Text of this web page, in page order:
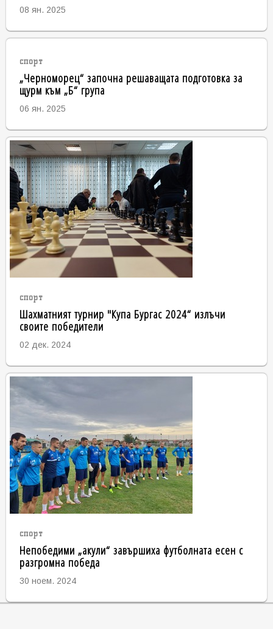
08 ян. 2025
спорт
„Черноморец“ започна решаващата подготовка за
щурм към „Б“ група
06 ян. 2025
спорт
Шахматният турнир "Купа Бургас 2024“ излъчи
своите победители
02 дек. 2024
спорт
Непобедими „акули“ завършиха футболната есен с
разгромна победа
30 ноем. 2024